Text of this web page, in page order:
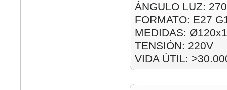
ÁNGULO LUZ:
FORMATO: E27
MEDIDAS:
TENSIÓN: 220V
VIDA ÚTIL: